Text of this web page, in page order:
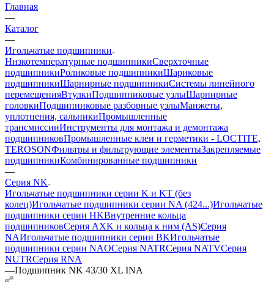
Главная
—
Каталог
—
Игольчатые подшипники
Низкотемпературные подшипникиСверхточные
подшипникиРоликовые подшипникиШариковые
подшипникиШарнирные подшипникиСистемы линейного
перемещенияВтулкиПодшипниковые узлыШарнирные
головкиПодшипниковые разборные узлыМанжеты,
уплотнения, сальникиПромышленные
трансмиссииИнструменты для монтажа и демонтажа
подшипниковПромышленные клеи и герметики - LOCTITE,
TEROSONФильтры и фильтрующие элементыЗакрепляемые
подшипникиКомбинированные подшипники
—
Серия NK
Игольчатые подшипники серии K и KT (без
колец)Игольчатые подшипники серии NA (424...)Игольчатые
подшипники серии HKВнутренние кольца
подшипниковСерия AXK и кольца к ним (AS)Серия
NAИгольчатые подшипники серии BKИгольчатые
подшипники серии NAOСерия NATRСерия NATVСерия
NUTRСерия RNA
—Подшипник NK 43/30 XL INA